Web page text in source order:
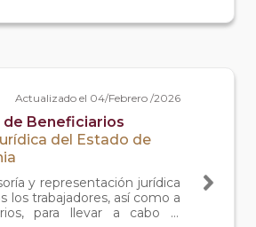
Actualizado el 04/Febrero /2026
de Beneficiarios
del Estado de
y representación jurídica
los trabajadores, así como a
para llevar a cabo la